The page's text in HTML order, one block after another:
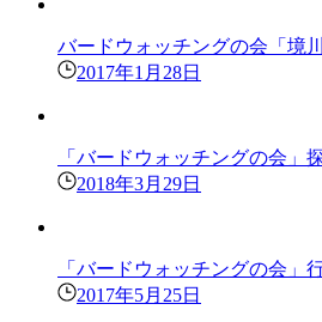
バードウォッチングの会「境
2017年1月28日
「バードウォッチングの会」
2018年3月29日
「バードウォッチングの会」
2017年5月25日